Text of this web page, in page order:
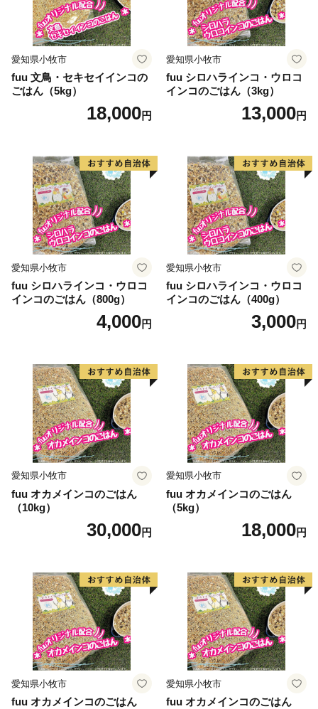
愛知県小牧市
fuu 文鳥・セキセイインコの
ごはん（5kg）
18,000円
愛知県小牧市
fuu シロハラインコ・ウロコ
インコのごはん（3kg）
13,000円
愛知県小牧市
fuu シロハラインコ・ウロコ
インコのごはん（800g）
4,000円
愛知県小牧市
fuu シロハラインコ・ウロコ
インコのごはん（400g）
3,000円
愛知県小牧市
fuu オカメインコのごはん
（10kg）
30,000円
愛知県小牧市
fuu オカメインコのごはん
（5kg）
18,000円
愛知県小牧市
fuu オカメインコのごはん
愛知県小牧市
fuu オカメインコのごはん